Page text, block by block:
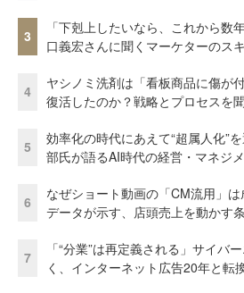
3
「下剋上したいなら、これから数
口義宏さんに聞くマーケターのス
4
ヤシノミ洗剤は「看板商品に傷が
復活したのか？戦略とプロセスを
5
効率化の時代にあえて“超属人化”
部氏が語るAI時代の経営・マネジ
6
なぜショート動画の「CM流用」
データが示す、店頭売上を動かす
7
「“分業”は再定義される」サイバ
く、インターネット広告20年と転